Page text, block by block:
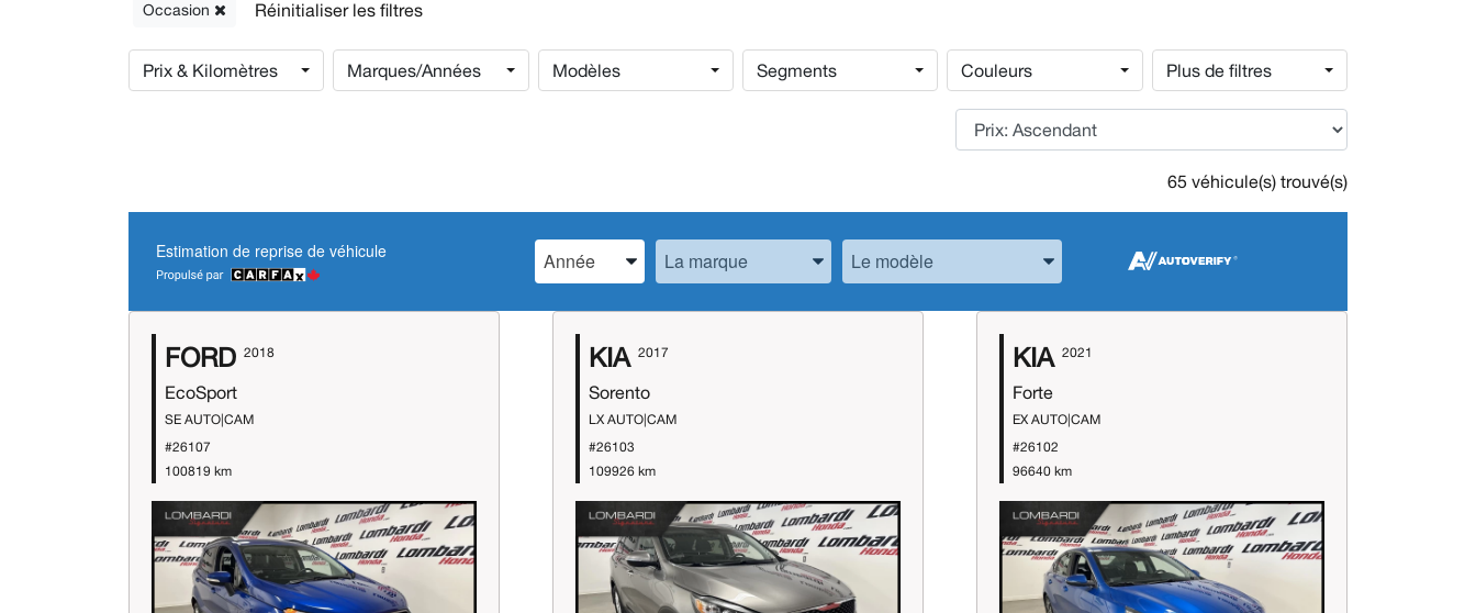
Occasion
Prix & Kilomètres Marques/Années Modèles Segments Couleurs Plus de filtres
65 véhicule(s) trouvé(s)
Estimation de reprise de véhicule Spécifiez l’Année, la Marque et le Modèle
Spécifiez l’Année, la Marque et le ModèleSpécifiez l’Année, la Marque et le Modèle
FORD 2018
EcoSport
SE AUTO|CAM
#26107
100819 km
KIA 2017
Sorento
LX AUTO|CAM
#26103
109926 km
KIA 2021
Forte
EX AUTO|CAM
#26102
96640 km